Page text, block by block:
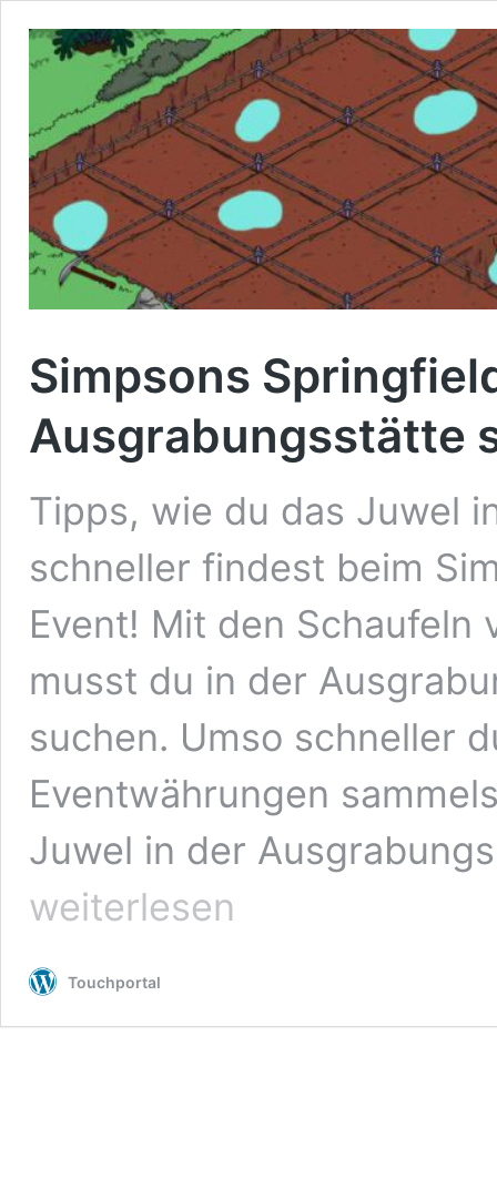
Simpsons
Ausgrabungsstätte
Tipps, wie du das Juwel
schneller findest beim
Event! Mit den Schaufeln
musst du in der
suchen. Umso schneller
Eventwährungen
Juwel in der
weiterlesen
Touchportal